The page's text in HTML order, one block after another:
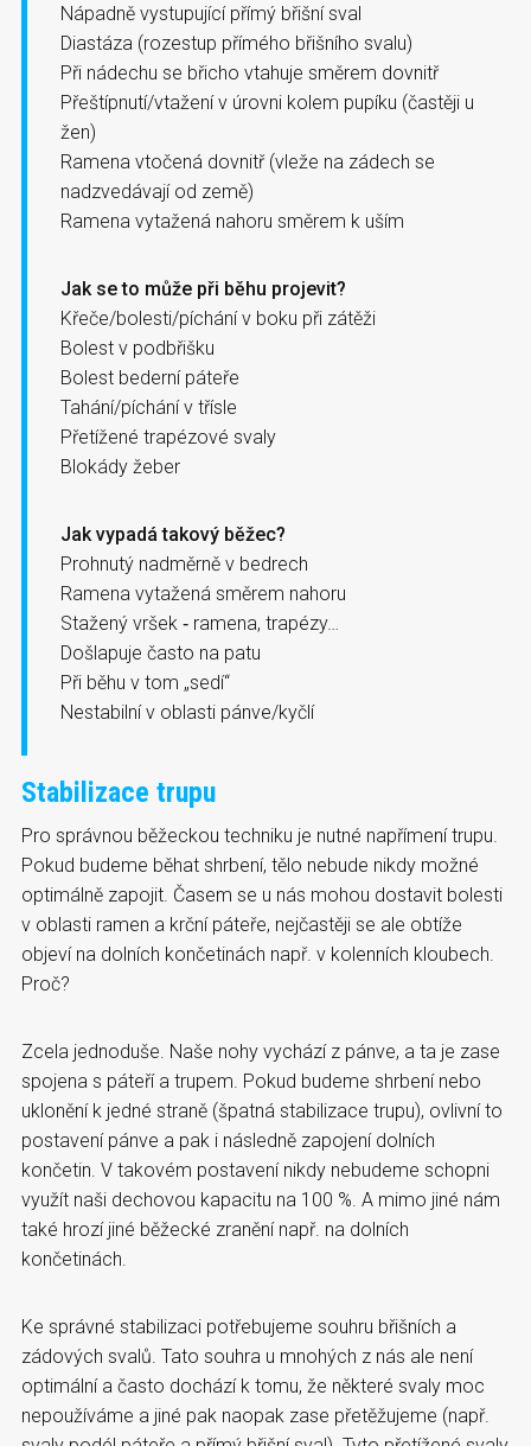
Nápadně vystupující přímý břišní sval
Diastáza (rozestup přímého břišního svalu)
Při nádechu se břicho vtahuje směrem dovnitř
Přeštípnutí/vtažení v úrovni kolem pupíku (častěji u
žen)
Ramena vtočená dovnitř (vleže na zádech se
nadzvedávají od země)
Ramena vytažená nahoru směrem k uším
Jak se to může při běhu projevit?
Křeče/bolesti/píchání v boku při zátěži
Bolest v podbřišku
Bolest bederní páteře
Tahání/píchání v třísle
Přetížené trapézové svaly
Blokády žeber
Jak vypadá takový běžec?
Prohnutý nadměrně v bedrech
Ramena vytažená směrem nahoru
Stažený vršek ‑ ramena, trapézy…
Došlapuje často na patu
Při běhu v tom „sedí“
Nestabilní v oblasti pánve/kyčlí
Stabilizace trupu
Pro správnou běžeckou techniku je nutné napřímení trupu.
Pokud budeme běhat shrbení, tělo nebude nikdy možné
optimálně zapojit. Časem se u nás mohou dostavit bolesti
v oblasti ramen a krční páteře, nejčastěji se ale obtíže
objeví na dolních končetinách např. v kolenních kloubech.
Proč?
Zcela jednoduše. Naše nohy vychází z pánve, a ta je zase
spojena s páteří a trupem. Pokud budeme shrbení nebo
uklonění k jedné straně (špatná stabilizace trupu), ovlivní to
postavení pánve a pak i následně zapojení dolních
končetin. V takovém postavení nikdy nebudeme schopni
využít naši dechovou kapacitu na 100 %. A mimo jiné nám
také hrozí jiné běžecké zranění např. na dolních
končetinách.
Ke správné stabilizaci potřebujeme souhru břišních a
zádových svalů. Tato souhra u mnohých z nás ale není
optimální a často dochází k tomu, že některé svaly moc
nepoužíváme a jiné pak naopak zase přetěžujeme (např.